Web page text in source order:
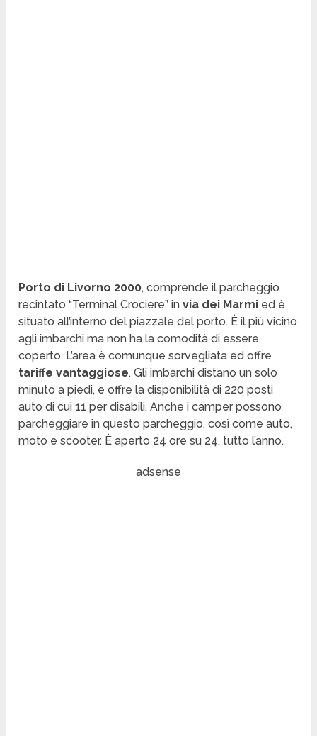
Porto di Livorno 2000, comprende il parcheggio
recintato “Terminal Crociere” invia dei Marmi ed è
situato all’interno del piazzale del porto. È il più vicino
agli imbarchi ma non ha la comodità di essere
coperto. L’area è comunque sorvegliata ed offre
tariffe vantaggiose. Gli imbarchi distano un solo
minuto a piedi, e offre la disponibilità di 220 posti
auto di cui 11 per disabili. Anche i camper possono
parcheggiare in questo parcheggio, così come auto,
moto e scooter. È aperto 24 ore su 24, tutto l’anno.
adsense